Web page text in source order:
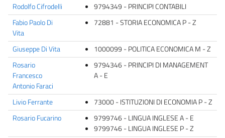
Rodolfo Cifrodelli
9794349 - PRINCIPI CONTABILI
Fabio Paolo Di
Vita
72881 - STORIA ECONOMICA P - Z
Giuseppe Di Vita
1000099 - POLITICA ECONOMICA M - Z
Rosario
Francesco
Antonio Faraci
9794346 - PRINCIPI DI MANAGEMENT
A - E
Livio Ferrante
73000 - ISTITUZIONI DI ECONOMIA P - Z
Rosario Fucarino
9799746 - LINGUA INGLESE A - E
9799746 - LINGUA INGLESE P - Z